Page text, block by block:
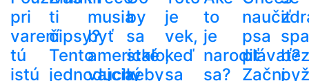
pri
varení
tú
istú
ti
čipsy?
Tento
jednoduchý
musia
byť
americké
vajcia
by
sa
stalo,
keby
je
vek,
keď
sa
to
je
narodiť
sa?
naučiť
psa
plávať?
Začni
bez